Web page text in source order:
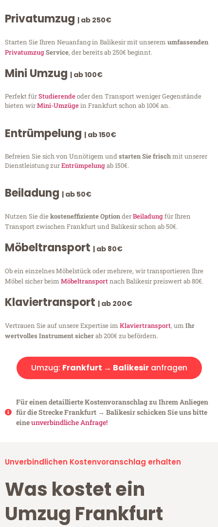
Privatumzug | ab 250€
Starten Sie Ihren Neuanfang in Balikesir mit unserem umfassenden
PrivatumzugService, der bereits ab 250€ beginnt.
Mini Umzug | ab 100€
Perfekt fürStudierendeoder den Transport weniger Gegenstände
bieten wirMini-Umzügein Frankfurt schon ab 100€ an.
Entrümpelung | ab 150€
Befreien Sie sich von Unnötigem undstarten Sie frischmit unserer
Dienstleistung zurEntrümpelungab 150€.
Beiladung | ab 50€
Nutzen Sie diekosteneffiziente OptionderBeiladungfür Ihren
Transport zwischen Frankfurt und Balikesir schon ab 50€.
Möbeltransport | ab 80€
Ob ein einzelnes Möbelstück oder mehrere, wir transportieren Ihre
Möbel sicher beim Möbeltransportnach Balikesir preiswert ab 80€.
Klaviertransport | ab 200€
Vertrauen Sie auf unsere Expertise im Klaviertransport, um Ihr
wertvolles Instrument sicherab 200€ zu befördern.
Umzug: Frankfurt → Balikesiranfragen
Für einen detaillierte Kostenvoranschlag zu Ihrem Anliegen
für die Strecke Frankfurt → Balikesir schicken Sie uns bitte
eineunverbindliche Anfrage!
Unverbindlichen Kostenvoranschlag erhalten
Was kostet ein
Umzug Frankfurt